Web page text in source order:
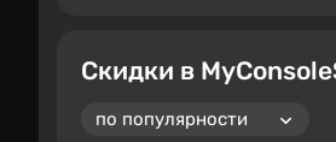
Скидки в